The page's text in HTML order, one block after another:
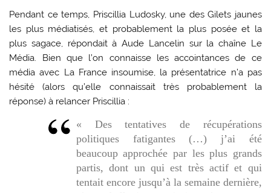
Pendant ce temps, Priscillia Ludosky, une des Gilets jaunes
les plus médiatisés, et probablement la plus posée et la
plus sagace, répondait à Aude Lancelin sur la chaîne Le
Média. Bien que l’on connaisse les accointances de ce
média avec La France insoumise, la présentatrice n’a pas
hésité (alors qu’elle connaissait très probablement la
réponse) à relancer Priscillia :
« Des tentatives de récupérations
politiques fatigantes (…) j’ai été
beaucoup approchée par les plus grands
partis, dont un qui est très actif et qui
tentait encore jusqu’à la semaine dernière,